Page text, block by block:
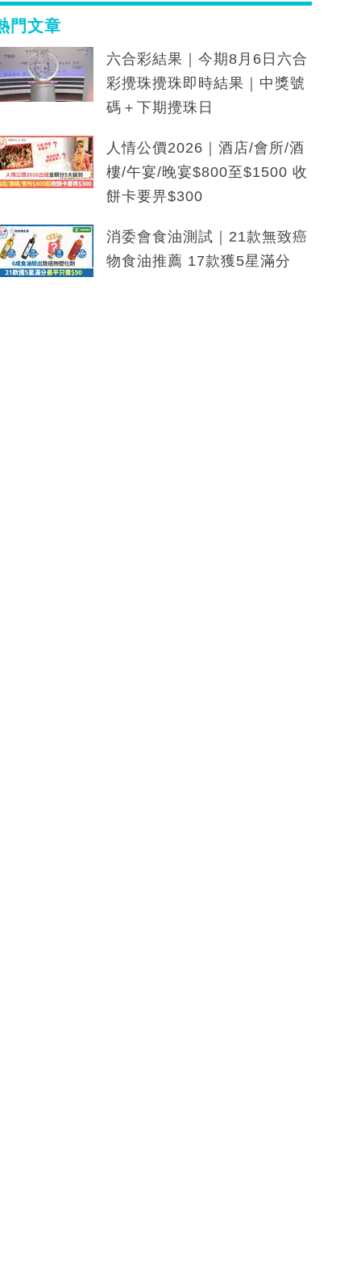
門文章
六合彩結果｜今期8月6日六合
彩攪珠攪珠即時結果｜中獎號
碼＋下期攪珠日
人情公價2026｜酒店/會所/酒
樓/午宴/晚宴$800至$1500 收
餅卡要畀$300
消委會食油測試｜21款無致癌
物食油推薦 17款獲5星滿分